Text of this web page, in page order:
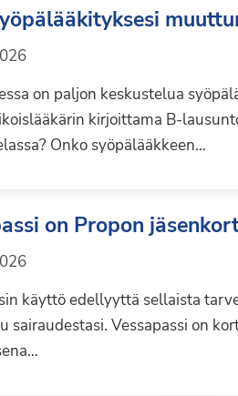
on paljon keskustelua
kirjoittama B-
Onko syöpälääkkeen…
on Propon
käyttö edellyyttä sellaista
sairaudestasi. Vessapassi on